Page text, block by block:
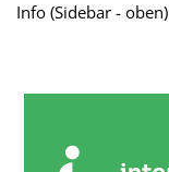
Info (Sidebar - oben)